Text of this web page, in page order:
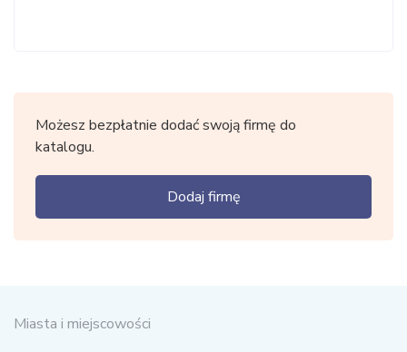
Możesz bezpłatnie dodać swoją firmę do
katalogu.
Dodaj firmę
Miasta i miejscowości